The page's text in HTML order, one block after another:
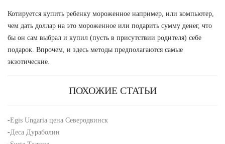
Котируется купить ребенку мороженное например, или компьютер,
чем дать доллар на это мороженное или подарить сумму денег, что
бы он сам выбрал и купил (пусть в присутствии родителя) себе
подарок. Впрочем, и здесь методы предполагаются самые
экзотические.
ПОХОЖИЕ СТАТЬИ
-Egis Ungaria цена Северодвинск
-Деса Дураболин